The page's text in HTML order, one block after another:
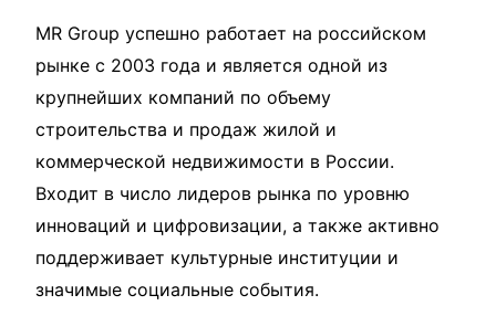
MR Group успешно работает на российском
рынке с 2003 года и является одной из
крупнейших компаний по объему
строительства и продаж жилой и
коммерческой недвижимости в России.
Входит в число лидеров рынка по уровню
инноваций и цифровизации, а также активно
поддерживает культурные институции и
значимые социальные события.